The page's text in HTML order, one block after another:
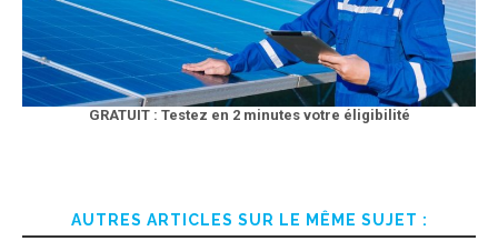
GRATUIT : Testez en 2 minutes votre éligibilité
AUTRES ARTICLES SUR LE MÊME SUJET :